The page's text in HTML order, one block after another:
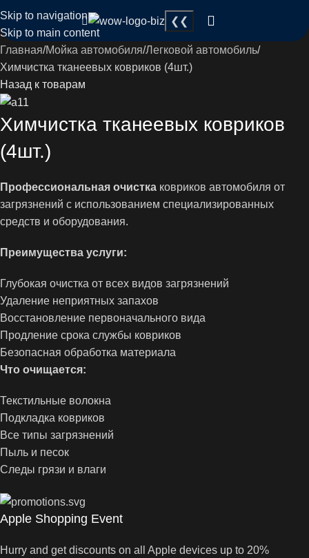
Skip to navigation
Skip to main content
Главная Мойка автомобиля Легковой автомобиль
Химчистка тканеевых ковриков (4шт.)
Назад к товарам
Химчистка тканеевых ковриков
(4шт.)
Профессиональная очистка ковриков автомобиля от
загрязнений с использованием специализированных
средств и оборудования.
Преимущества услуги:
Глубокая очистка от всех видов загрязнений
Удаление неприятных запахов
Восстановление первоначального вида
Продление срока службы ковриков
Безопасная обработка материала
Что очищается:
Текстильные волокна
Подкладка ковриков
Все типы загрязнений
Пыль и песок
Следы грязи и влаги
Apple Shopping Event
Hurry and get discounts on all Apple devices up to 20%